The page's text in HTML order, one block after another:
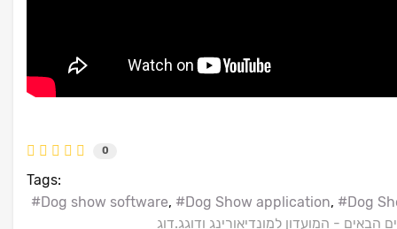
0
Tags:
Dog show software
Dog Show application Dog